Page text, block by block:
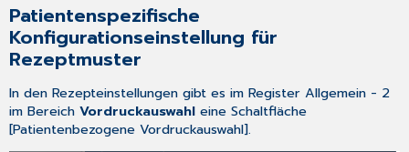
Patientenspezifische
Konfigurationseinstellung für
Rezeptmuster
In den Rezepteinstellungen gibt es im RegisterAllgemein - 2
im BereichVordruckauswahl eine Schaltfläche
[Patientenbezogene Vordruckauswahl].